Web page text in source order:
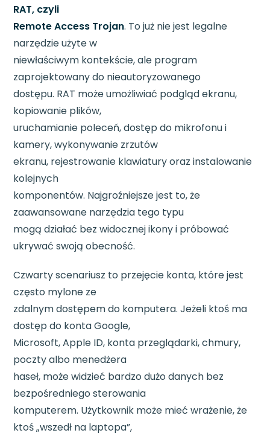
RAT, czyli
Remote Access Trojan. To już nie jest legalne
narzędzie użyte w
niewłaściwym kontekście, ale program
zaprojektowany do nieautoryzowanego
dostępu. RAT może umożliwiać podgląd ekranu,
kopiowanie plików,
uruchamianie poleceń, dostęp do mikrofonu i
kamery, wykonywanie zrzutów
ekranu, rejestrowanie klawiatury oraz instalowanie
kolejnych
komponentów. Najgroźniejsze jest to, że
zaawansowane narzędzia tego typu
mogą działać bez widocznej ikony i próbować
ukrywać swoją obecność.
Czwarty scenariusz to przejęcie konta, które jest
często mylone ze
zdalnym dostępem do komputera. Jeżeli ktoś ma
dostęp do konta Google,
Microsoft, Apple ID, konta przeglądarki, chmury,
poczty albo menedżera
haseł, może widzieć bardzo dużo danych bez
bezpośredniego sterowania
komputerem. Użytkownik może mieć wrażenie, że
ktoś „wszedł na laptopa”,